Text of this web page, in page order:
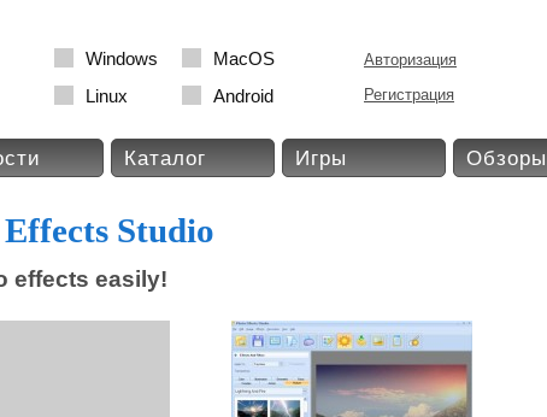
Windows
MacOS
Linux
Android
Авторизация
Регистрация
Каталог Игры Обзоры
Studio
effects easily!